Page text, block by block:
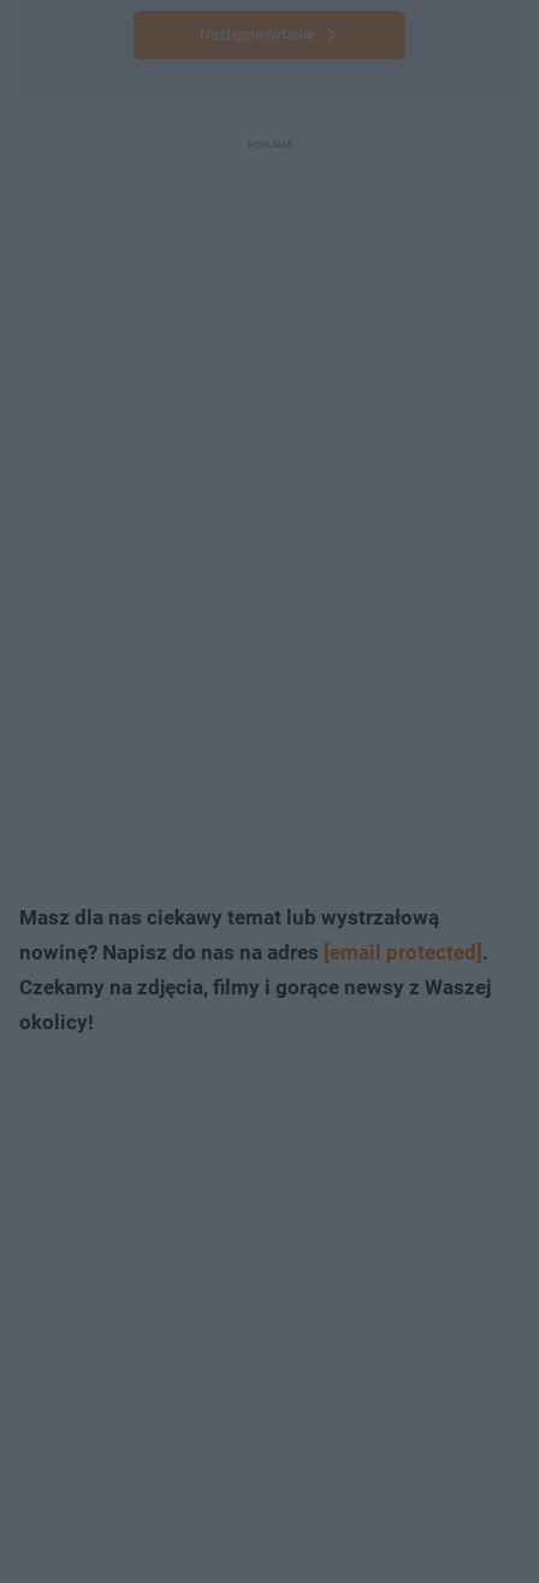
Następne pytanie
Masz dla nas ciekawy temat lub wystrzałową
nowinę? Napisz do nas na adres [email protected] .
Czekamy na zdjęcia, filmy i gorące newsy z Waszej
okolicy!